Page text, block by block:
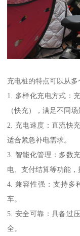
充电桩的特点可以从多
1. 多样化充电方式：
（快充），满足不同
2. 充电速度：直流快
适合紧急补电需求。
3. 智能化管理：多数
电、支付结算等功能，
4. 兼容性强：支持多
车。
5. 安全可靠：具备过
全。